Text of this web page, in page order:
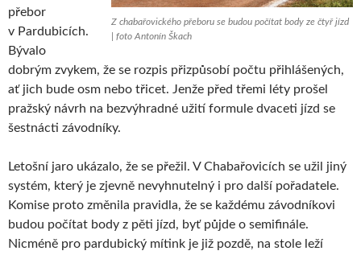
Z chabařovického přeboru se budou počítat body ze čtyř jízd
| foto Antonín Škach
přebor
v Pardubicích.
Bývalo
dobrým zvykem, že se rozpis přizpůsobí počtu přihlášených,
ať jich bude osm nebo třicet. Jenže před třemi léty prošel
pražský návrh na bezvýhradné užití formule dvaceti jízd se
šestnácti závodníky.
Letošní jaro ukázalo, že se přežil. V Chabařovicích se užil jiný
systém, který je zjevně nevyhnutelný i pro další pořadatele.
Komise proto změnila pravidla, že se každému závodníkovi
budou počítat body z pěti jízd, byť půjde o semifinále.
Nicméně pro pardubický mítink je již pozdě, na stole leží